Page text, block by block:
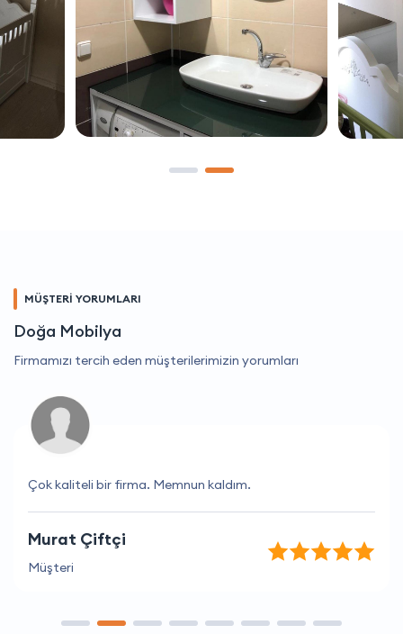
MÜŞTERİ YORUMLARI
Doğa Mobilya
Firmamızı tercih eden müşterilerimizin yorumları
Çok kaliteli bir firma. Memnun kaldım.
Murat Çiftçi
Müşteri